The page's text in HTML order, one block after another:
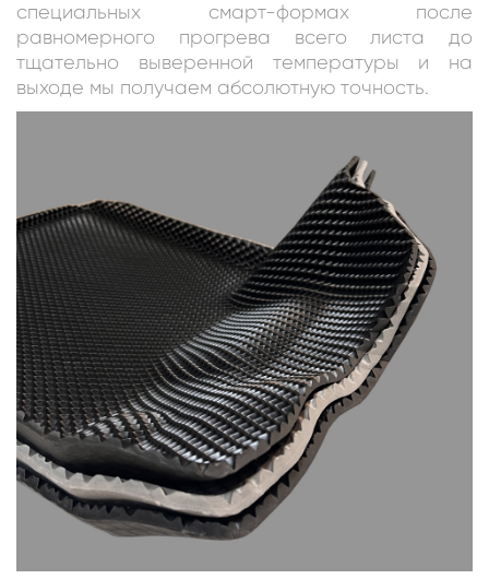
специальных смарт-формах после
равномерного прогрева всего листа до
тщательно выверенной температуры и на
выходе мы получаем абсолютную точность.